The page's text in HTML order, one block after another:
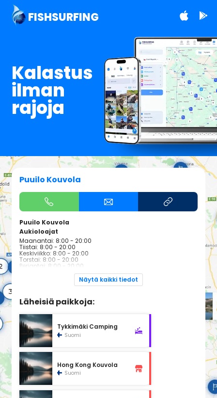
FISHSURFING
Kalastus
ilman
rajoja
Puuilo Kouvola
Puuilo Kouvola
Aukioloajat
Maanantai: 8:00 - 20:00
Tiistai: 8:00 - 20:00
Keskiviikko: 8:00 - 20:00
Torstai: 8:00 - 20:00
Perjantai: 8:00 - 20:00
Lauantai: 9:00 - 17:00
Sunnuntai: 10:00 - 16:00Näytä kaikki tiedot
Läheisiä paikkoja:
Tykkimäki Camping
Suomi
Hong Kong Kouvola
Suomi